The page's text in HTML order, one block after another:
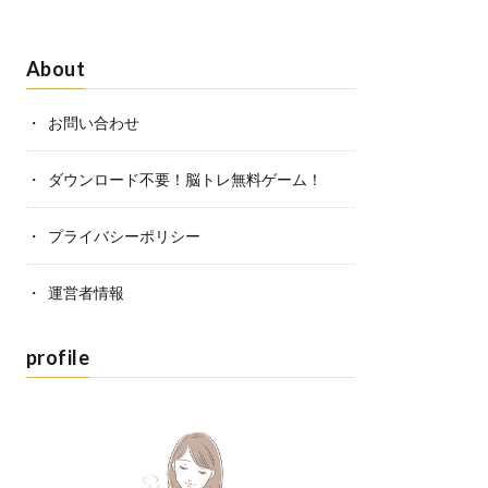
About
お問い合わせ
ダウンロード不要！脳トレ無料ゲーム！
プライバシーポリシー
運営者情報
profile